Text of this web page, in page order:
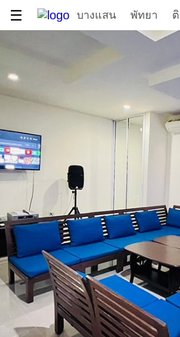
☰ บางแสน พัทยา